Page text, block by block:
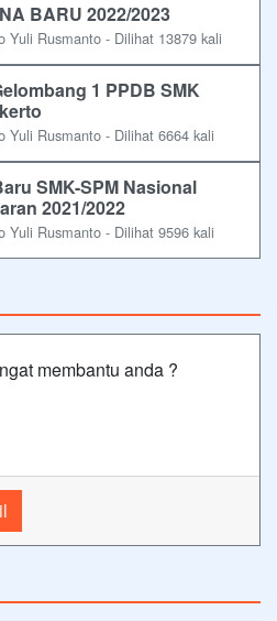
BARU 2022/2023
Yuli Rusmanto - Dilihat 13879 kali
1 PPDB SMK
Yuli Rusmanto - Dilihat 6664 kali
SMK-SPM Nasional
2021/2022
Yuli Rusmanto - Dilihat 9596 kali
membantu anda ?